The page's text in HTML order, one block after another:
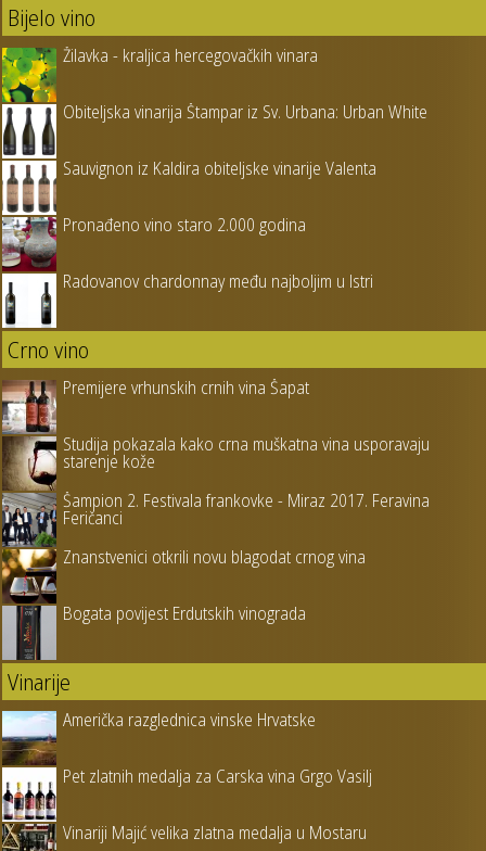
Bijelo vino
Žilavka - kraljica hercegovačkih vinara
Obiteljska vinarija Štampar iz Sv. Urbana: Urban White
Sauvignon iz Kaldira obiteljske vinarije Valenta
Pronađeno vino staro 2.000 godina
Radovanov chardonnay među najboljim u Istri
Crno vino
Premijere vrhunskih crnih vina Šapat
Studija pokazala kako crna muškatna vina usporavaju
starenje kože
Šampion 2. Festivala frankovke - Miraz 2017. Feravina
Feričanci
Znanstvenici otkrili novu blagodat crnog vina
Bogata povijest Erdutskih vinograda
Vinarije
Američka razglednica vinske Hrvatske
Pet zlatnih medalja za Carska vina Grgo Vasilj
Vinariji Majić velika zlatna medalja u Mostaru